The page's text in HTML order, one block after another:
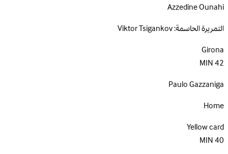
Azzedine Ounahi
التمريرة الحاسمة:Viktor Tsigankov
Girona
42
MIN
Paulo Gazzaniga
Home
Yellow card
40
MIN